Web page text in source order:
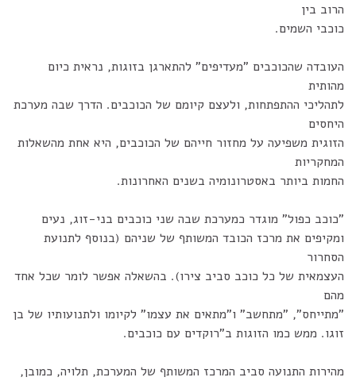
הרוב בין
כוכבי השמים.
העובדה שהכוכבים "מעדיפים" להתארגן בזוגות, נראית כיום
מהותית
לתהליכי ההתפתחות, ולעצם קיומם של הכוכבים. הדרך שבה מערכת
היחסים
הזוגית משפיעה על מחזור חייהם של הכוכבים, היא אחת מהשאלות
המחקריות
החמות ביותר באסטרונומיה בשנים האחרונות.
"כוכב כפול" מוגדר כמערכת שבה שני כוכבים בני-זוג, נעים
ומקיפים את מרכז הכובד המשותף של שניהם (בנוסף לתנועת
הסחרור
העצמאית של כל כוכב סביב צירו). בהשאלה אפשר לומר שכל אחד
מהם
"מתייחס", "מתחשב" ו"מתאים את עצמו" לקיומו ולתנועותיו של בן
זוגו. ממש כמו הזוגות ב"רוקדים עם כוכבים.
מהירות התנועה סביב המרכז המשותף של המערכת, תלויה, כמובן,